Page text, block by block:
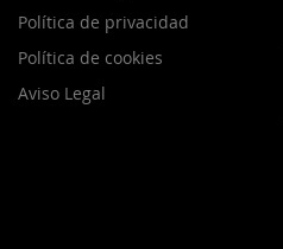
Política de privacidad
Política de cookies
Aviso Legal